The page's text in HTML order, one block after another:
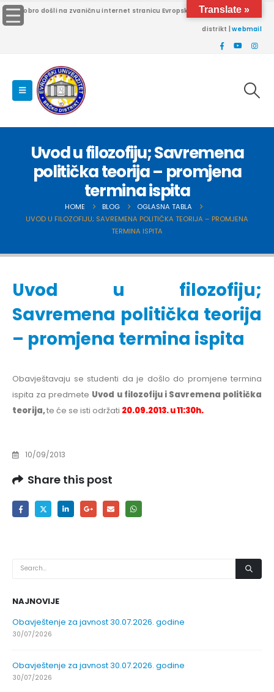
Dobro došli na zvaničnu internet stranicu Evropskog univerziteta Brčko
distrikt |webmail
Uvod u filozofiju; Savremena
politička teorija – promjena
termina ispita
HOME BLOG
OGLASNA TABLA
UVOD U FILOZOFIJU; SAVREMENA POLITIČKA TEORIJA – PROMJENA
TERMINA ISPITA
Uvod u filozofiju;
Savremena politička teorija
– promjena termina ispita
Obavještavaju se studenti da je došlo do promjene termina
ispita za predmete Uvod u filozofiju i Savremena politička
teorija,te će se isti održati 20.09.2013. u 11:30h.
10/09/2013
Share this post
NAJNOVIJE
Obavještenje za javnost 30.07.2026. godine
30/07/2026
Obavještenje za javnost 30.07.2026. godine
30/07/2026
Translate »